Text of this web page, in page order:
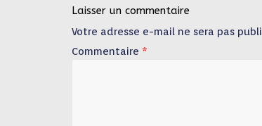
Laisser un commentaire
Votre adresse e-mail ne sera pas
Commentaire *